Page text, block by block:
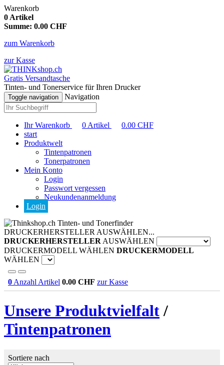
Warenkorb
0 Artikel
Summe: 0.00 CHF
zum Warenkorb
zur Kasse
Gratis Versandtasche
Tinten- und Tonerservice für Ihren Drucker
Toggle navigation Navigation
Ihr Warenkorb 0 Artikel 0.00 CHF
start
Produktwelt
Tintenpatronen
Tonerpatronen
Mein Konto
Login
Passwort vergessen
Neukundenanmeldung
Login
Tinten- und Tonerfinder
DRUCKERHERSTELLER AUSWÄHLEN...
DRUCKERHERSTELLER AUSWÄHLEN
DRUCKERMODELL WÄHLEN DRUCKERMODELL
WÄHLEN
0 Anzahl Artikel 0.00 CHF zur Kasse
Unsere Produktvielfalt/
Tintenpatronen
Sortiere nach